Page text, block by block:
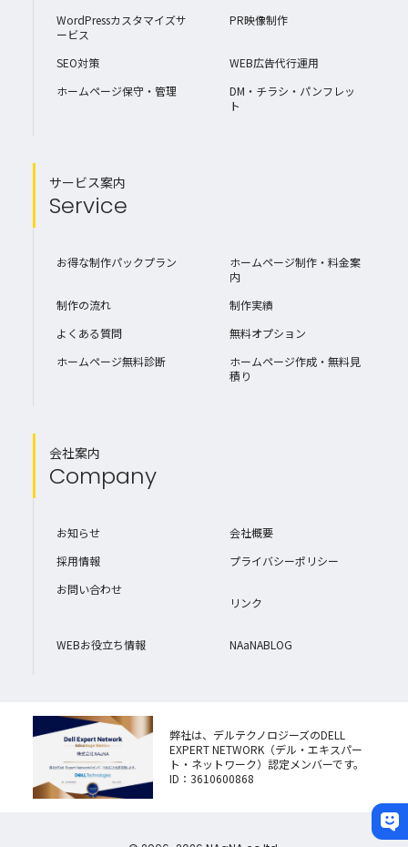
WordPressカスタマイズサ
ービス
PR映像制作
SEO対策
WEB広告代行運用
ホームページ保守・管理
DM・チラシ・パンフレッ
ト
サービス案内
Service
お得な制作パックプラン
ホームページ制作・料金案
内
制作の流れ
制作実績
よくある質問
無料オプション
ホームページ無料診断
ホームページ作成・無料見
積り
会社案内
Company
お知らせ
会社概要
採用情報
プライバシーポリシー
お問い合わせ
リンク
WEBお役立ち情報 NAaNABLOG
弊社は、デルテクノロジーズのDELL
EXPERT NETWORK（デル・エキスパー
ト・ネットワーク）認定メンバーです。
ID：3610600868